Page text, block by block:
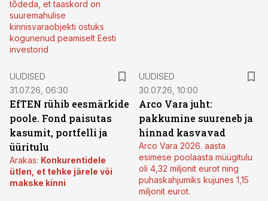
tõdeda, et taaskord on
suuremahulise
kinnisvaraobjekti ostuks
kogunenud peamiselt Eesti
investorid
UUDISED
31.07.26, 06:30
EfTEN rühib eesmärkide
poole. Fond paisutas
kasumit, portfelli ja
üüritulu
Arakas: Konkurentidele
ütlen, et tehke järele või
makske kinni
UUDISED
30.07.26, 10:00
Arco Vara juht:
pakkumine suureneb ja
hinnad kasvavad
Arco Vara 2026. aasta
esimese poolaasta müügitulu
oli 4,32 miljonit eurot ning
puhaskahjumiks kujunes 1,15
miljonit eurot.